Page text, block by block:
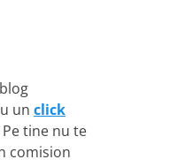
un click
tine nu te
comision